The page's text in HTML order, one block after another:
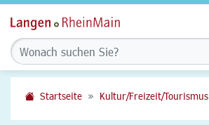
Startseite Kultur/Freizeit/Tourismus